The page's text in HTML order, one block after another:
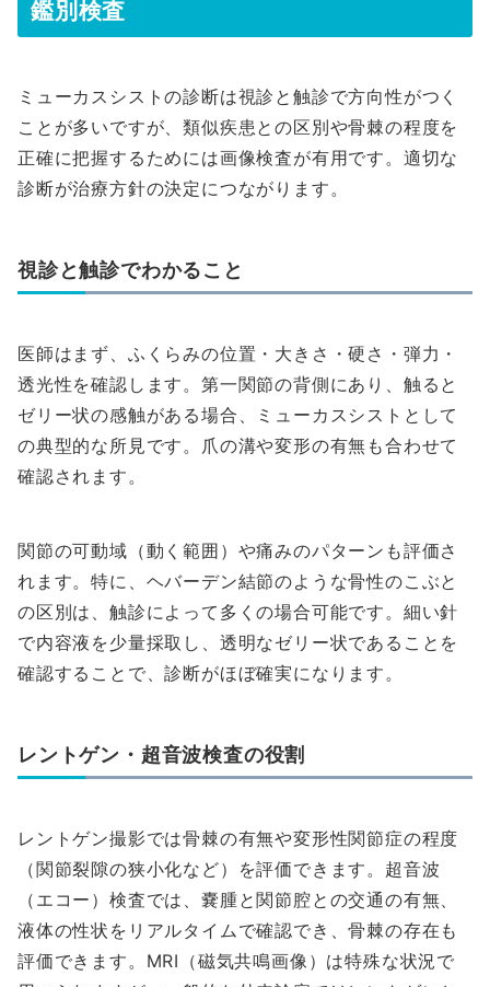
鑑別検査
ミューカスシストの診断は視診と触診で方向性がつく
ことが多いですが、類似疾患との区別や骨棘の程度を
正確に把握するためには画像検査が有用です。適切な
診断が治療方針の決定につながります。
視診と触診でわかること
医師はまず、ふくらみの位置・大きさ・硬さ・弾力・
透光性を確認します。第一関節の背側にあり、触ると
ゼリー状の感触がある場合、ミューカスシストとして
の典型的な所見です。爪の溝や変形の有無も合わせて
確認されます。
関節の可動域（動く範囲）や痛みのパターンも評価さ
れます。特に、ヘバーデン結節のような骨性のこぶと
の区別は、触診によって多くの場合可能です。細い針
で内容液を少量採取し、透明なゼリー状であることを
確認することで、診断がほぼ確実になります。
レントゲン・超音波検査の役割
レントゲン撮影では骨棘の有無や変形性関節症の程度
（関節裂隙の狭小化など）を評価できます。超音波
（エコー）検査では、嚢腫と関節腔との交通の有無、
液体の性状をリアルタイムで確認でき、骨棘の存在も
評価できます。MRI（磁気共鳴画像）は特殊な状況で